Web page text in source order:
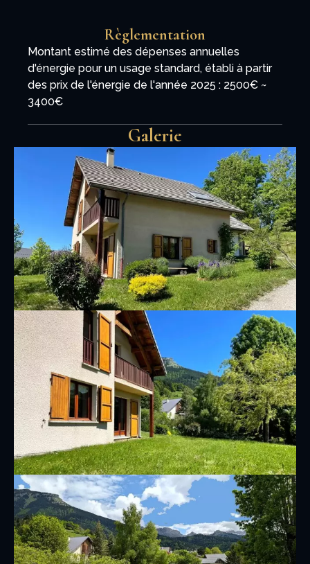
Règlementation
Montant estimé des dépenses annuelles
d'énergie pour un usage standard, établi à partir
des prix de l'énergie de l'année 2025 : 2500€ ~
3400€
Galerie